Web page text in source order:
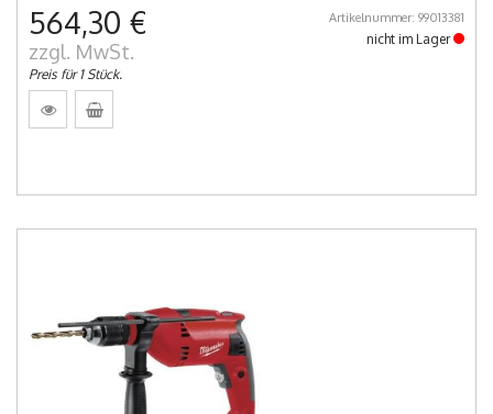
564,30 €
zzgl. MwSt.
Preis für 1 Stück.
Artikelnummer: 99013381
nicht im Lager